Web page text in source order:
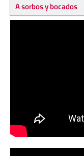
A sorbos y bocados